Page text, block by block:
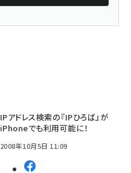
IPアドレス検索の『IPひろば』が
iPhoneでも利用可能に！
2008年10月5日 11:09